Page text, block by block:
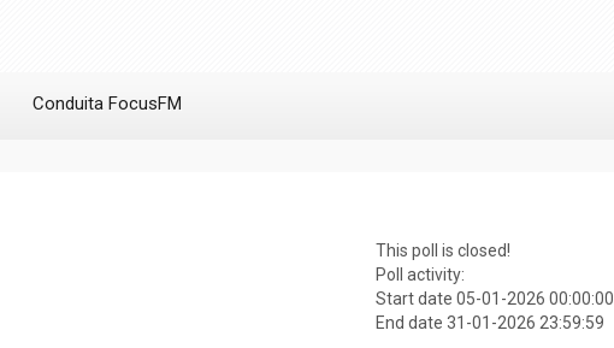
Conduita FocusFM
This poll is closed!
Poll activity:
Start date 05-01-2026 00:00:00
End date 31-01-2026 23:59:59